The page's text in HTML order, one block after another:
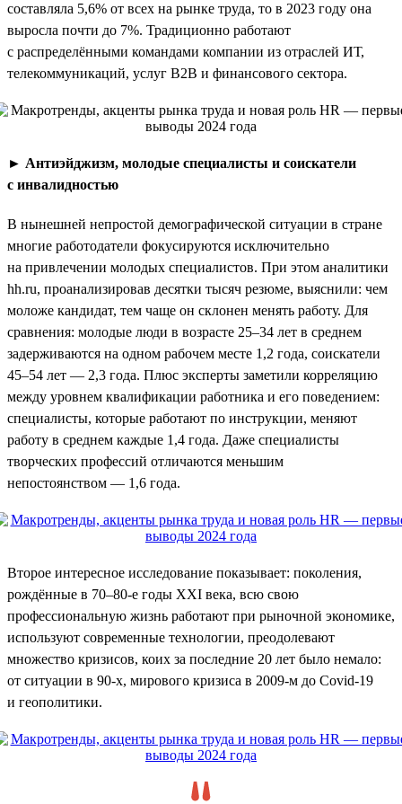
составляла 5,6% от всех на рынке труда, то в 2023 году она
выросла почти до 7%. Традиционно работают
с распределёнными командами компании из отраслей ИТ,
телекоммуникаций, услуг B2B и финансового сектора.
► Антиэйджизм, молодые специалисты и соискатели
с инвалидностью
В нынешней непростой демографической ситуации в стране
многие работодатели фокусируются исключительно
на привлечении молодых специалистов. При этом аналитики
hh.ru, проанализировав десятки тысяч резюме, выяснили: чем
моложе кандидат, тем чаще он склонен менять работу. Для
сравнения: молодые люди в возрасте 25–34 лет в среднем
задерживаются на одном рабочем месте 1,2 года, соискатели
45–54 лет — 2,3 года. Плюс эксперты заметили корреляцию
между уровнем квалификации работника и его поведением:
специалисты, которые работают по инструкции, меняют
работу в среднем каждые 1,4 года. Даже специалисты
творческих профессий отличаются меньшим
непостоянством — 1,6 года.
Второе интересное исследование показывает: поколения,
рождённые в 70–80-е годы XXI века, всю свою
профессиональную жизнь работают при рыночной экономике,
используют современные технологии, преодолевают
множество кризисов, коих за последние 20 лет было немало:
от ситуации в 90-х, мирового кризиса в 2009-м до Covid-19
и геополитики.